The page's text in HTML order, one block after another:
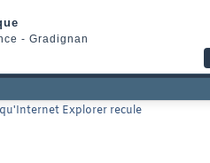
- Gradignan
Explorer recule